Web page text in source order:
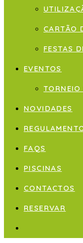
CARTÃO
FESTAS
EVENTOS
TORNEIO
NOVIDADES
FAQS
PISCINAS
CONTACTOS
RESERVAR